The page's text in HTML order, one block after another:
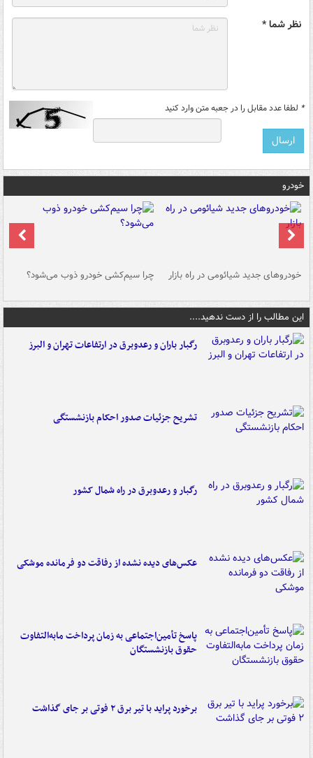
نظر شما *
* لطفا عدد مقابل را در جعبه متن وارد کنید
خودرو
خودروهای جدید شیائومی در راه بازار چرا سیم‌کشی خودرو ذوب می‌شود؟
این مطالب را از دست ندهید....
رگبار باران و رعدوبرق در ارتفاعات تهران و البرز
تشریح جزئیات صدور احکام بازنشستگی
رگبار و رعدوبرق در راه شمال کشور
عکس‌های دیده نشده از رفاقت دو فرمانده‌ موشکی
پاسخ تأمین‌اجتماعی به زمان پرداخت مابه‌التفاوت
حقوق بازنشستگان
برخورد پراید با تیر برق ۲ فوتی بر جای گذاشت